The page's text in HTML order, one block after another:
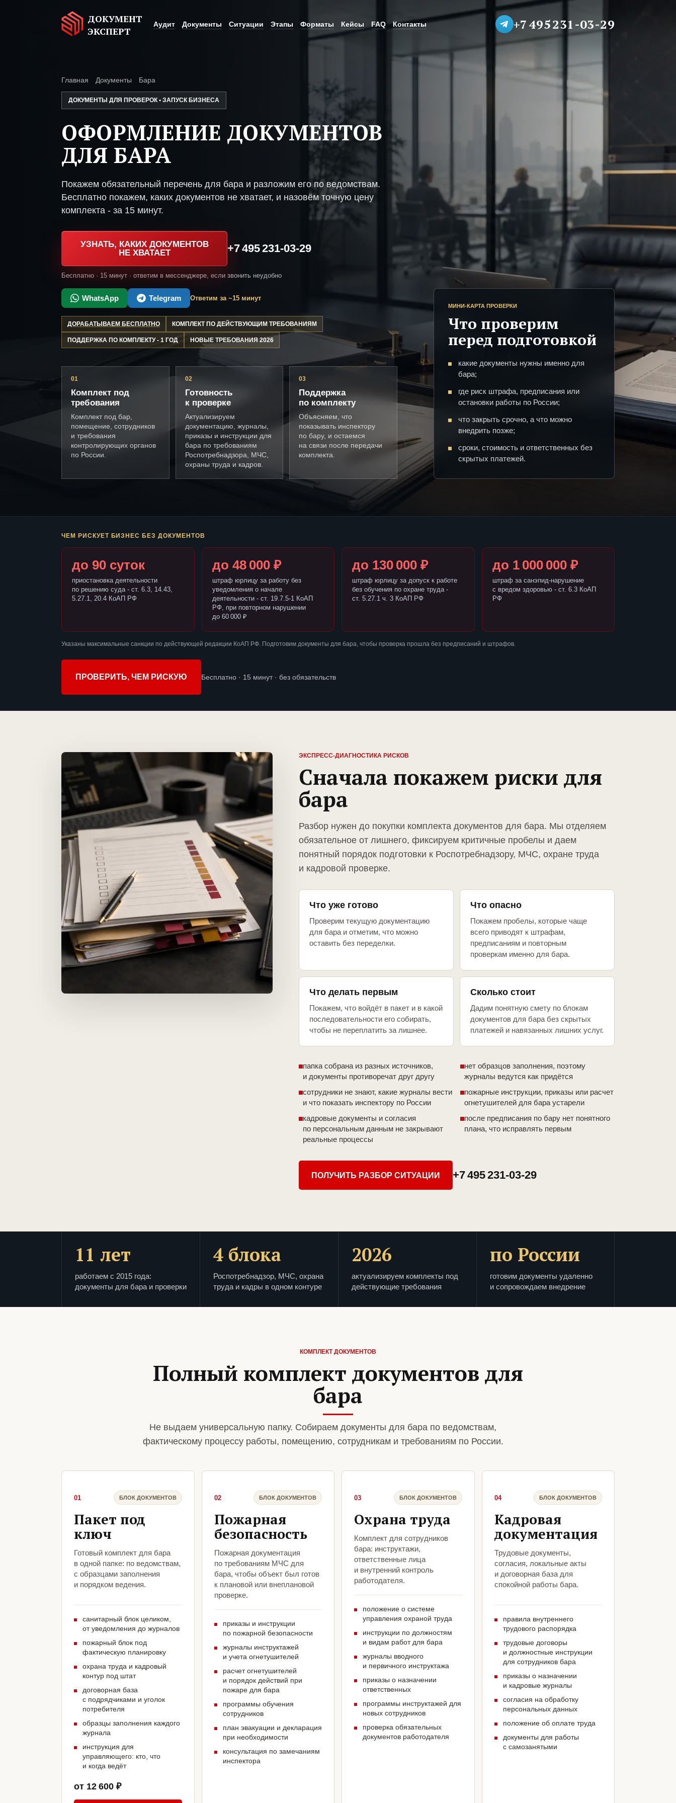
ДОКУМЕНТ
ЭКСПЕРТ
Аудит Документы Ситуации Этапы Форматы Кейсы FAQ Контакты +7 495 231-03-29
Главная Документы Бара
ДОКУМЕНТЫ ДЛЯ ПРОВЕРОК • ЗАПУСК БИЗНЕСА
ОФОРМЛЕНИЕ ДОКУМЕНТОВ
ДЛЯ БАРА
Покажем обязательный перечень для бара и разложим его по ведомствам.
Бесплатно покажем, каких документов не хватает, и назовём точную цену
комплекта - за 15 минут.
УЗНАТЬ, КАКИХ ДОКУМЕНТОВ
НЕ ХВАТАЕТ
+7 495 231-03-29
Бесплатно · 15 минут · ответим в мессенджере, если звонить неудобно
WhatsApp Telegram Ответим за ~15 минут
ДОРАБАТЫВАЕМ БЕСПЛАТНО КОМПЛЕКТ ПО ДЕЙСТВУЮЩИМ ТРЕБОВАНИЯМ
ПОДДЕРЖКА ПО КОМПЛЕКТУ - 1 ГОД НОВЫЕ ТРЕБОВАНИЯ 2026
01
Комплект под
требования
Комплект под бар,
помещение, сотрудников
и требования
контролирующих органов
по России.
02
Готовность
к проверке
Актуализируем
документацию, журналы,
приказы и инструкции для
бара по требованиям
Роспотребнадзора, МЧС,
охраны труда и кадров.
03
Поддержка
по комплекту
Объясняем, что
показывать инспектору
по бару, и остаемся
на связи после передачи
комплекта.
МИНИ-КАРТА ПРОВЕРКИ
Что проверим
перед подготовкой
какие документы нужны именно для
бара;
где риск штрафа, предписания или
остановки работы по России;
что закрыть срочно, а что можно
внедрить позже;
сроки, стоимость и ответственных без
скрытых платежей.
ЧЕМ РИСКУЕТ БИЗНЕС БЕЗ ДОКУМЕНТОВ
до 90 суток
приостановка деятельности
по решению суда - ст. 6.3, 14.43,
5.27.1, 20.4 КоАП РФ
до 48 000 ₽
штраф юрлицу за работу без
уведомления о начале
деятельности - ст. 19.7.5-1 КоАП
РФ, при повторном нарушении
до 60 000 ₽
до 130 000 ₽
штраф юрлицу за допуск к работе
без обучения по охране труда -
ст. 5.27.1 ч. 3 КоАП РФ
до 1 000 000 ₽
штраф за санэпид-нарушение
с вредом здоровью - ст. 6.3 КоАП
РФ
Указаны максимальные санкции по действующей редакции КоАП РФ. Подготовим документы для бара, чтобы проверка прошла без предписаний и штрафов.
ПРОВЕРИТЬ, ЧЕМ РИСКУЮ Бесплатно · 15 минут · без обязательств
ЭКСПРЕСС-ДИАГНОСТИКА РИСКОВ
Сначала покажем риски для
бара
Разбор нужен до покупки комплекта документов для бара. Мы отделяем
обязательное от лишнего, фиксируем критичные пробелы и даем
понятный порядок подготовки к Роспотребнадзору, МЧС, охране труда
и кадровой проверке.
Что уже готово
Проверим текущую документацию
для бара и отметим, что можно
оставить без переделки.
Что опасно
Покажем пробелы, которые чаще
всего приводят к штрафам,
предписаниям и повторным
проверкам именно для бара.
Что делать первым
Покажем, что войдёт в пакет и в какой
последовательности его собирать,
чтобы не переплатить за лишнее.
Сколько стоит
Дадим понятную смету по блокам
документов для бара без скрытых
платежей и навязанных лишних услуг.
папка собрана из разных источников,
и документы противоречат друг другу
нет образцов заполнения, поэтому
журналы ведутся как придётся
сотрудники не знают, какие журналы вести
и что показать инспектору по России
пожарные инструкции, приказы или расчет
огнетушителей для бара устарели
кадровые документы и согласия
по персональным данным не закрывают
реальные процессы
после предписания по бару нет понятного
плана, что исправлять первым
ПОЛУЧИТЬ РАЗБОР СИТУАЦИИ +7 495 231-03-29
11 лет
работаем с 2015 года:
документы для бара и проверки
4 блока
Роспотребнадзор, МЧС, охрана
труда и кадры в одном контуре
2026
актуализируем комплекты под
действующие требования
по России
готовим документы удаленно
и сопровождаем внедрение
КОМПЛЕКТ ДОКУМЕНТОВ
Полный комплект документов для
бара
Не выдаем универсальную папку. Собираем документы для бара по ведомствам,
фактическому процессу работы, помещению, сотрудникам и требованиям по России.
01 БЛОК ДОКУМЕНТОВ
Пакет под
ключ
Готовый комплект для бара
в одной папке: по ведомствам,
с образцами заполнения
и порядком ведения.
санитарный блок целиком,
от уведомления до журналов
пожарный блок под
фактическую планировку
охрана труда и кадровый
контур под штат
договорная база
с подрядчиками и уголок
потребителя
образцы заполнения каждого
журнала
инструкция для
управляющего: кто, что
и когда ведёт
от 12 600 ₽
02 БЛОК ДОКУМЕНТОВ
Пожарная
безопасность
Пожарная документация
по требованиям МЧС для
бара, чтобы объект был готов
к плановой или внеплановой
проверке.
приказы и инструкции
по пожарной безопасности
журналы инструктажей
и учета огнетушителей
расчет огнетушителей
и порядок действий при
пожаре для бара
программы обучения
сотрудников
план эвакуации и декларация
при необходимости
консультация по замечаниям
инспектора
03 БЛОК ДОКУМЕНТОВ
Охрана труда
Комплект для сотрудников
бара: инструктажи,
ответственные лица
и внутренний контроль
работодателя.
положение о системе
управления охраной труда
инструкции по должностям
и видам работ для бара
журналы вводного
и первичного инструктажа
приказы о назначении
ответственных
программы инструктажей для
новых сотрудников
проверка обязательных
документов работодателя
04 БЛОК ДОКУМЕНТОВ
Кадровая
документация
Трудовые документы,
согласия, локальные акты
и договорная база для
спокойной работы бара.
правила внутреннего
трудового распорядка
трудовые договоры
и должностные инструкции
для сотрудников бара
приказы о назначении
и кадровые журналы
согласия на обработку
персональных данных
положение об оплате труда
документы для работы
с самозанятыми